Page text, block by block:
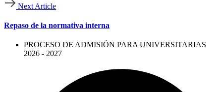
Next Article
Repaso de la normativa interna
PROCESO DE ADMISIÓN PARA UNIVERSITARIAS
2026 - 2027